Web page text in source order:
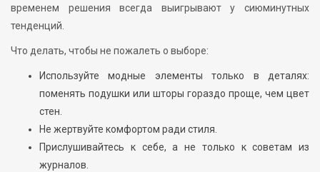
временем решения всегда выигрывают у сиюминутных
тенденций.
Что делать, чтобы не пожалеть о выборе:
Используйте модные элементы только в деталях:
поменять подушки или шторы гораздо проще, чем цвет
стен.
Не жертвуйте комфортом ради стиля.
Прислушивайтесь к себе, а не только к советам из
журналов.